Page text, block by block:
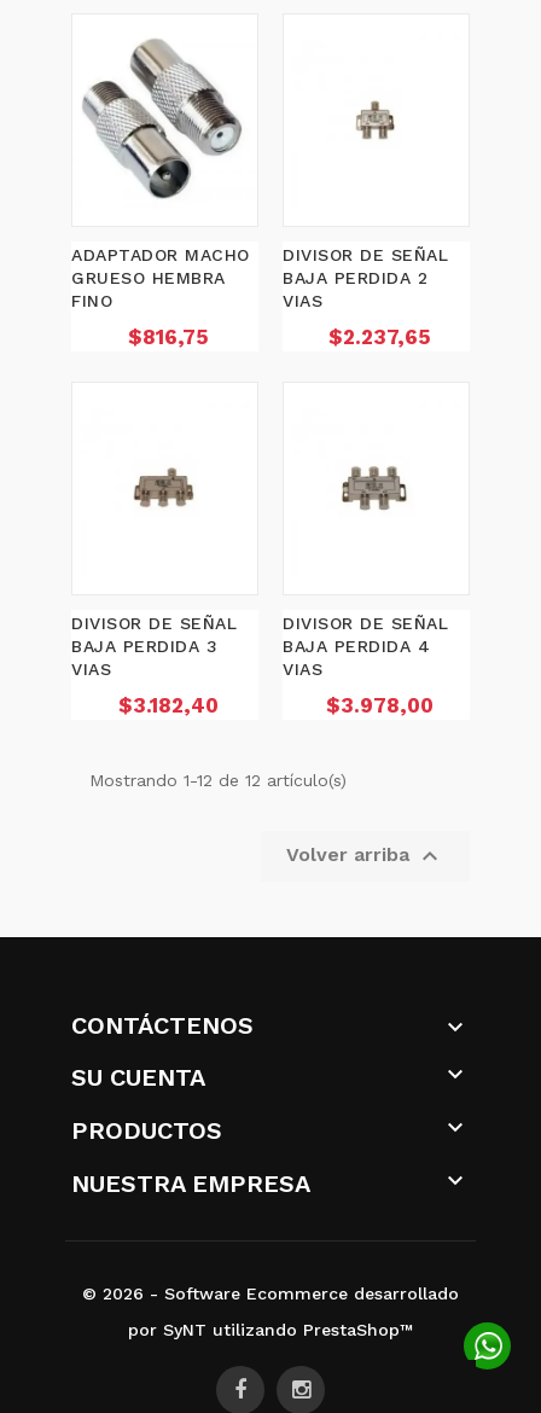
ADAPTADOR MACHO
GRUESO HEMBRA
FINO
Precio
$816,75
DIVISOR DE SEÑAL
BAJA PERDIDA 2
VIAS
Precio
$2.237,65
DIVISOR DE SEÑAL
BAJA PERDIDA 3
VIAS
Precio
$3.182,40
DIVISOR DE SEÑAL
BAJA PERDIDA 4
VIAS
Precio
$3.978,00
Mostrando 1-12 de 12 artículo(s)
Volver arriba 
CONTÁCTENOS

SU CUENTA

PRODUCTOS

NUESTRA EMPRESA

© 2026 - Software Ecommerce desarrollado
por SyNT utilizando PrestaShop™